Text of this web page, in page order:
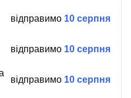
відправимо 10 серпня
відправимо 10 серпня
відправимо 10 серпня